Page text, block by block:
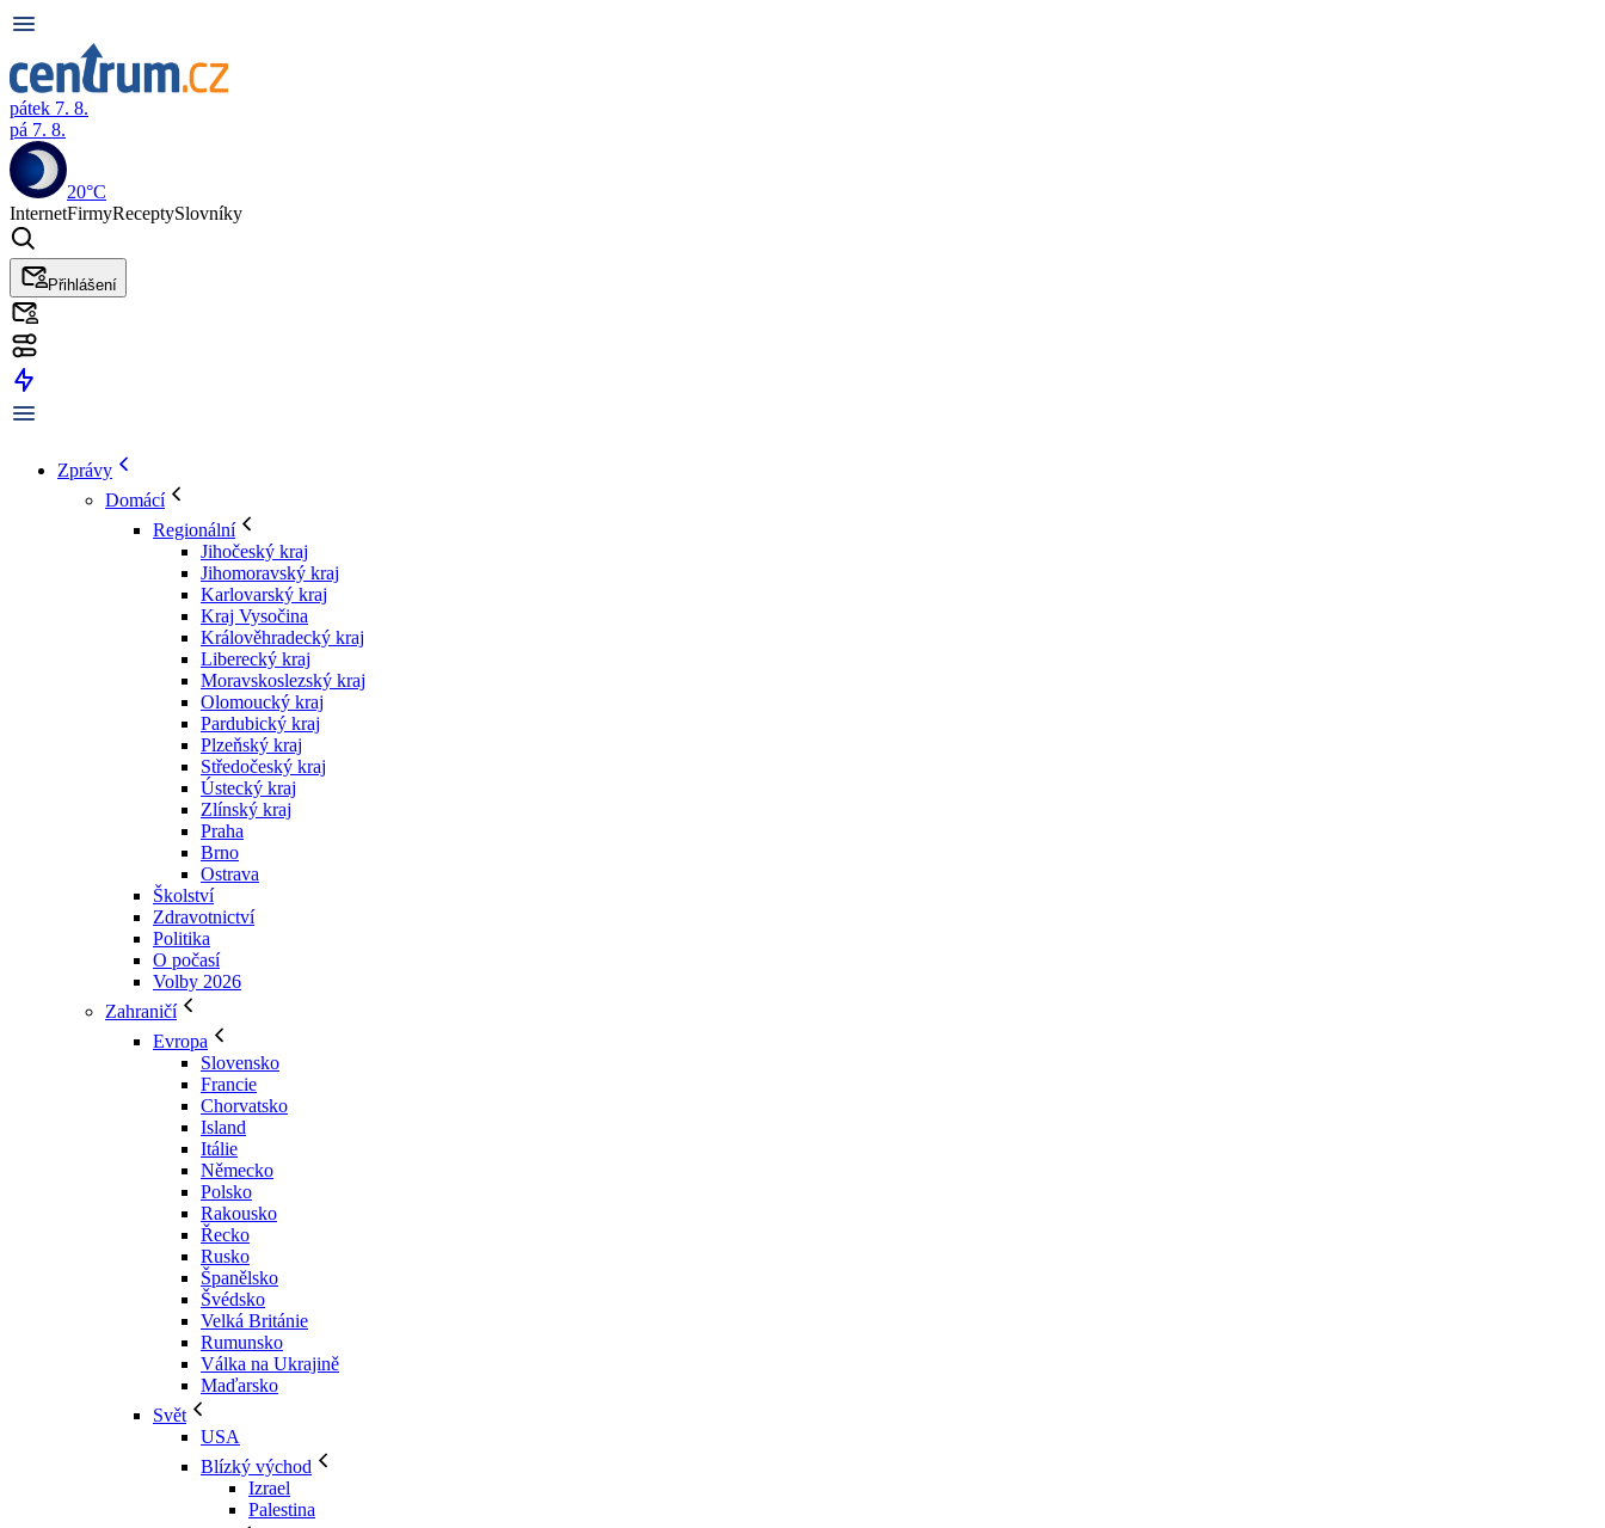
pátek 7. 8.
pá 7. 8.
20°C
InternetFirmyReceptySlovníky
Přihlášení
Zprávy
Domácí
Regionální
Jihočeský kraj
Jihomoravský kraj
Karlovarský kraj
Kraj Vysočina
Králověhradecký kraj
Liberecký kraj
Moravskoslezský kraj
Olomoucký kraj
Pardubický kraj
Plzeňský kraj
Středočeský kraj
Ústecký kraj
Zlínský kraj
Praha
Brno
Ostrava
Školství
Zdravotnictví
Politika
O počasí
Volby 2026
Zahraničí
Evropa
Slovensko
Francie
Chorvatsko
Island
Itálie
Německo
Polsko
Rakousko
Řecko
Rusko
Španělsko
Švédsko
Velká Británie
Rumunsko
Válka na Ukrajině
Maďarsko
Svět
USA
Blízký východ
Izrael
Palestina